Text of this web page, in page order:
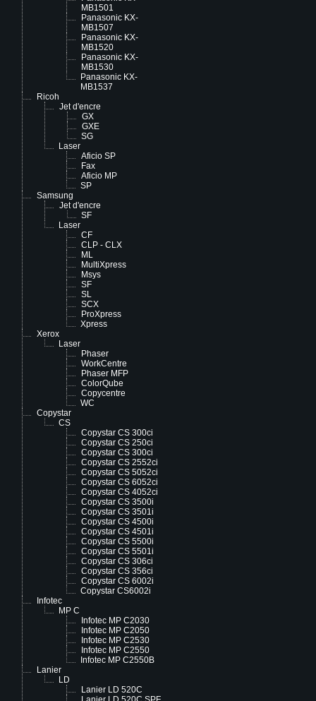
MB1501
Panasonic KX-
MB1507
Panasonic KX-
MB1520
Panasonic KX-
MB1530
Panasonic KX-
MB1537
Ricoh
Jet d'encre
GX
GXE
SG
Laser
Aficio SP
Fax
Aficio MP
SP
Samsung
Jet d'encre
SF
Laser
CF
CLP - CLX
ML
MultiXpress
Msys
SF
SL
SCX
ProXpress
Xpress
Xerox
Laser
Phaser
WorkCentre
Phaser MFP
ColorQube
Copycentre
WC
Copystar
CS
Copystar CS 300ci
Copystar CS 250ci
Copystar CS 300ci
Copystar CS 2552ci
Copystar CS 5052ci
Copystar CS 6052ci
Copystar CS 4052ci
Copystar CS 3500i
Copystar CS 3501i
Copystar CS 4500i
Copystar CS 4501i
Copystar CS 5500i
Copystar CS 5501i
Copystar CS 306ci
Copystar CS 356ci
Copystar CS 6002i
Copystar CS6002i
Infotec
MP C
Infotec MP C2030
Infotec MP C2050
Infotec MP C2530
Infotec MP C2550
Infotec MP C2550B
Lanier
LD
Lanier LD 520C